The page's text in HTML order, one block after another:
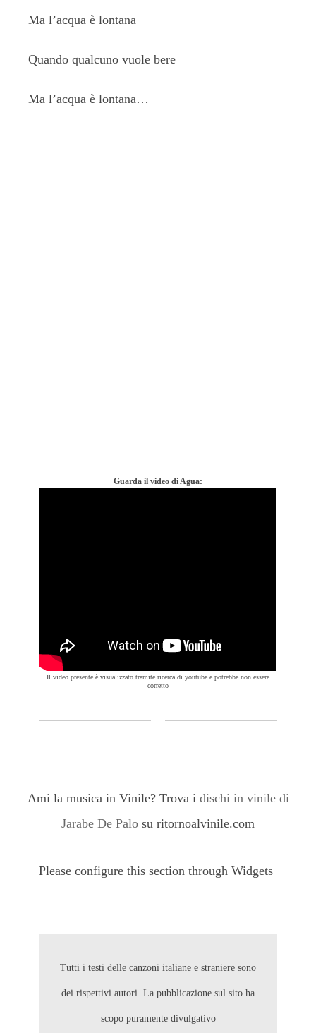
Ma l’acqua è lontana
Quando qualcuno vuole bere
Ma l’acqua è lontana…
Guarda il video di Agua:
Il video presente è visualizzato tramite ricerca di youtube e potrebbe non essere
corretto
Ami la musica in Vinile? Trova i dischi in vinile di
Jarabe De Palo su ritornoalvinile.com
Please configure this section through Widgets
Tutti i testi delle canzoni italiane e straniere sono
dei rispettivi autori. La pubblicazione sul sito ha
scopo puramente divulgativo